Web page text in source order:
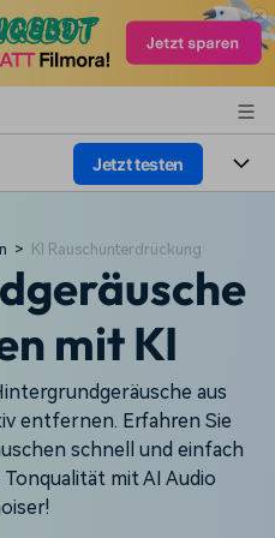
Jetzt testen
Meisterkurs
> KI Rauschunterdrückung
mit KI
aus
entfernen. Erfahren Sie
schnell und einfach
mit AI Audio